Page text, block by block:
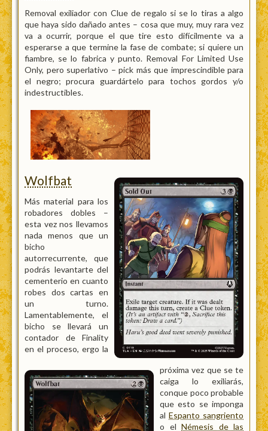
Removal exiliador con Clue de regalo si se lo tiras a algo
que haya sido dañado antes – cosa que muy, muy rara vez
va a ocurrir, porque el que tire esto difícilmente va a
esperarse a que termine la fase de combate; si quiere un
fiambre, se lo fabrica y punto. Removal For Limited Use
Only, pero superlativo – pick más que imprescindible para
el negro; procura guardártelo para tochos gordos y/o
indestructibles.
Wolfbat
Más material para los
robadores dobles –
esta vez nos llevamos
nada menos que un
bicho
autorrecurrente, que
podrás levantarte del
cementerio en cuanto
robes dos cartas en
un turno.
Lamentablemente, el
bicho se llevará un
contador de Finality
en el proceso, ergo la
próxima vez que se te
caiga lo exiliarás,
conque poco probable
que esto se imponga
al Espanto sangriento
o el Némesis de las